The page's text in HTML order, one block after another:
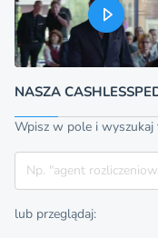
NASZA
Wpisz w pole i wyszukaj
Szukaj
lub przeglądaj: